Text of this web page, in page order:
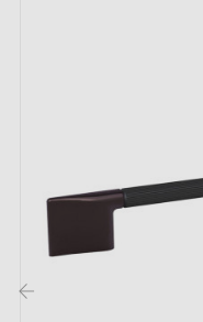
Description :